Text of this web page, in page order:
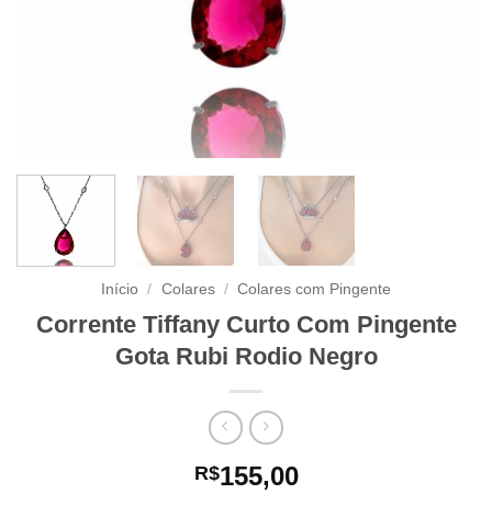
Início / Colares / Colares com Pingente
Corrente Tiffany Curto Com Pingente
Gota Rubi Rodio Negro
R$155,00